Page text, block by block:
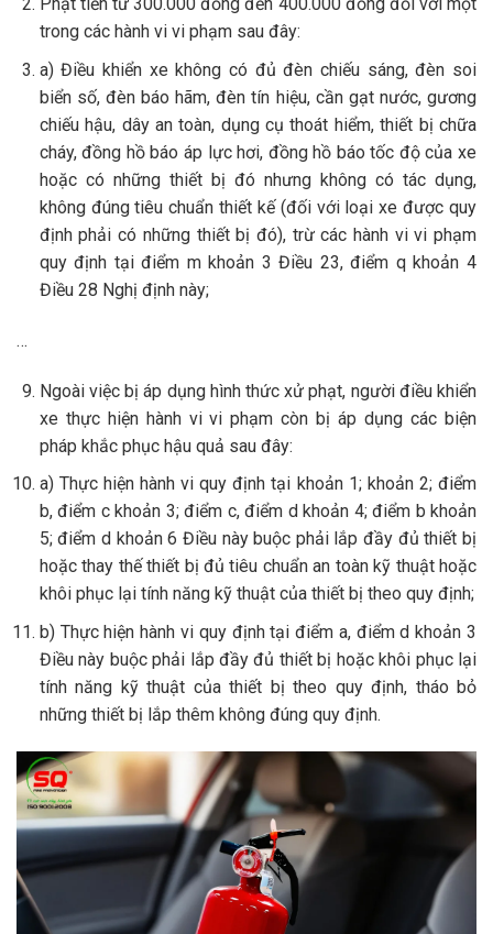
Phạt tiền từ 300.000 đồng đến 400.000 đồng đối với một
trong các hành vi vi phạm sau đây:
a) Điều khiển xe không có đủ đèn chiếu sáng, đèn soi
biển số, đèn báo hãm, đèn tín hiệu, cần gạt nước, gương
chiếu hậu, dây an toàn, dụng cụ thoát hiểm, thiết bị chữa
cháy, đồng hồ báo áp lực hơi, đồng hồ báo tốc độ của xe
hoặc có những thiết bị đó nhưng không có tác dụng,
không đúng tiêu chuẩn thiết kế (đối với loại xe được quy
định phải có những thiết bị đó), trừ các hành vi vi phạm
quy định tại điểm m khoản 3 Điều 23, điểm q khoản 4
Điều 28 Nghị định này;
…
Ngoài việc bị áp dụng hình thức xử phạt, người điều khiển
xe thực hiện hành vi vi phạm còn bị áp dụng các biện
pháp khắc phục hậu quả sau đây:
a) Thực hiện hành vi quy định tại khoản 1; khoản 2; điểm
b, điểm c khoản 3; điểm c, điểm d khoản 4; điểm b khoản
5; điểm d khoản 6 Điều này buộc phải lắp đầy đủ thiết bị
hoặc thay thế thiết bị đủ tiêu chuẩn an toàn kỹ thuật hoặc
khôi phục lại tính năng kỹ thuật của thiết bị theo quy định;
b) Thực hiện hành vi quy định tại điểm a, điểm d khoản 3
Điều này buộc phải lắp đầy đủ thiết bị hoặc khôi phục lại
tính năng kỹ thuật của thiết bị theo quy định, tháo bỏ
những thiết bị lắp thêm không đúng quy định.